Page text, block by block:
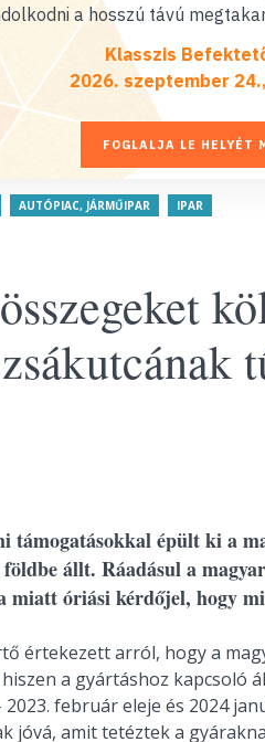
a hosszú távú
Klasszis
2026. szeptember
FOGLALJA LE HELYÉT
AUTÓPIAC, JÁRMŰIPAR IPAR
támogatásokkal épült ki a
földbe állt. Ráadásul a
óriási kérdőjel, hogy
értekezett arról, hogy a
a gyártáshoz kapcsoló
2023. február eleje és 2024
jóvá, amit tetéztek a